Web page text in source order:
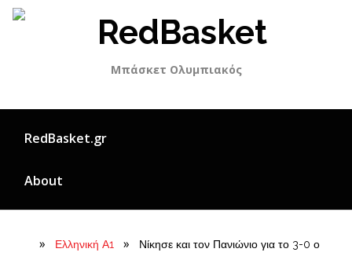
Skip
Μπάσκετ Ολυμπιακός
RedBasket.gr
About
» Ελληνική Α1 »
Νίκησε και τον Πανιώνιο για το 3-0 ο